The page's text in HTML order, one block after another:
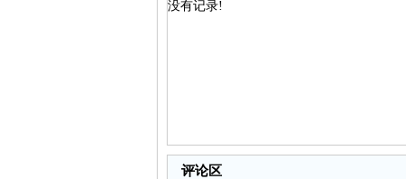
没有记录!
评论区